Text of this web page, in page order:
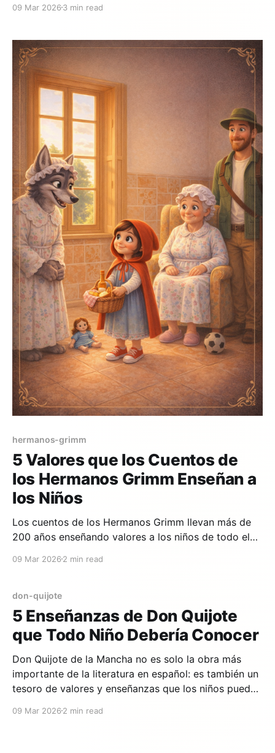
moralejas son tan relevantes hoy como lo fueron en
moralejas más importantes para los niños de hoy.
09 Mar 2026 3 min read
hermanos-grimm
5 Valores que los Cuentos de
los Hermanos Grimm Enseñan a
los Niños
Los cuentos de los Hermanos Grimm llevan más de
200 años enseñando valores a los niños de todo el
animales parlanchines se esconden lecciones de vida
presentamos cinco valores fundamentales. 1. La
valentía ante lo
09 Mar 2026 2 min read
don-quijote
5 Enseñanzas de Don Quijote
que Todo Niño Debería Conocer
Don Quijote de la Mancha no es solo la obra más
importante de la literatura en español: es también un
tesoro de valores y enseñanzas que los niños pueden
cinco lecciones de vida que el ingenioso hidalgo
09 Mar 2026 2 min read